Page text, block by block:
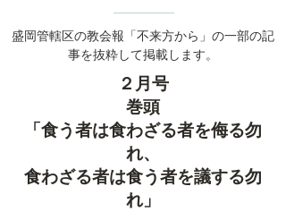
盛岡管轄区の教会報「不来方から」の一部の記
事を抜粋して掲載します。
２月号
​巻頭
「食う者は食わざる者を侮る勿
れ、
食わざる者は食う者を議する勿
れ」